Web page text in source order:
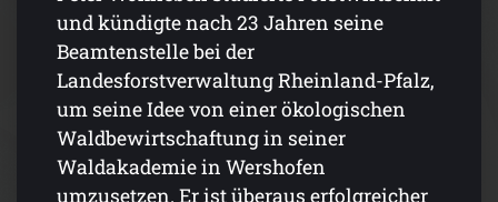
und kündigte nach 23 Jahren seine
Beamtenstelle bei der
Landesforstverwaltung Rheinland-Pfalz,
um seine Idee von einer ökologischen
Waldbewirtschaftung in seiner
Waldakademie in Wershofen
umzusetzen. Er ist überaus erfolgreicher